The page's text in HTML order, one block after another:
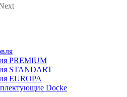
PREMIUM
STANDART
EUROPA
Docke